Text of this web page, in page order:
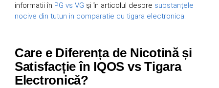
informatii în PG vs VG și în articolul despre substanțele
nocive din tutun in comparatie cu tigara electronica.
Care e Diferența de Nicotină și
Satisfacție în IQOS vs Tigara
Electronică?